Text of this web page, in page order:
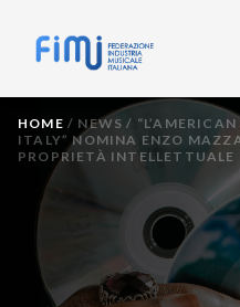
HOME / NEWS /
ITALY” NOMINA ENZO
PROPRIETÀ INTELLETTUALE